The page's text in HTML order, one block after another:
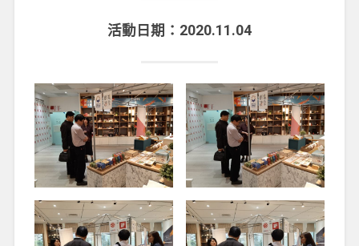
活動日期：2020.11.04